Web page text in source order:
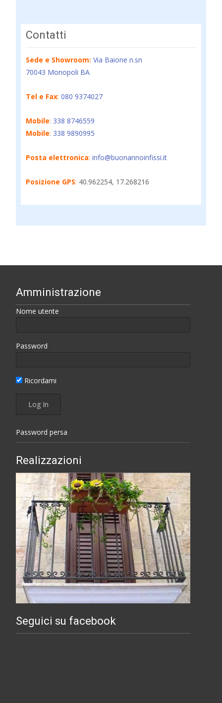
Contatti
Sede e Showroom: Via Baione n.sn
70043 Monopoli BA
Tel e Fax: 080 9374027
Mobile: 338 8746559
Mobile: 338 9890995
Posta elettronica: info@buonannoinfissi.it
Posizione GPS: 40.962254, 17.268216
Amministrazione
Nome utente
Password
Ricordami
Password persa
Realizzazioni
Seguici su facebook